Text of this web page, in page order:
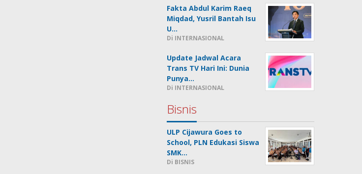
Fakta Abdul Karim Raeq
Miqdad, Yusril Bantah Isu
U…
Di INTERNASIONAL
Update Jadwal Acara
Trans TV Hari Ini: Dunia
Punya…
Di INTERNASIONAL
Bisnis
ULP Cijawura Goes to
School, PLN Edukasi Siswa
SMK…
Di BISNIS